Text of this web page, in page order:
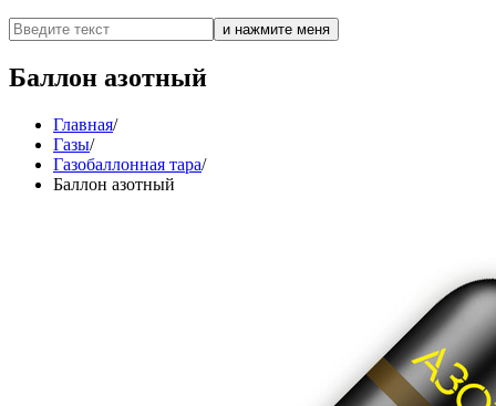
Баллон азотный
Главная/
Газы/
Газобаллонная тара/
Баллон азотный